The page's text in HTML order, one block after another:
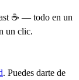
☕ — todo en un
un clic.
. Puedes darte de